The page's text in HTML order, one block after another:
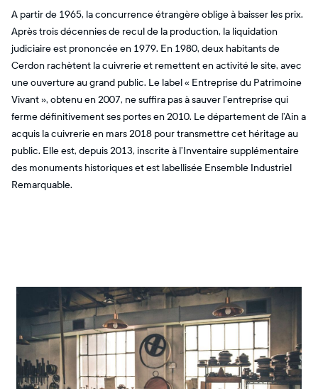
A partir de 1965, la concurrence étrangère oblige à baisser les prix.
Après trois décennies de recul de la production, la liquidation
judiciaire est prononcée en 1979. En 1980, deux habitants de
Cerdon rachètent la cuivrerie et remettent en activité le site, avec
une ouverture au grand public. Le label « Entreprise du Patrimoine
Vivant », obtenu en 2007, ne suffira pas à sauver l’entreprise qui
ferme définitivement ses portes en 2010. Le département de l’Ain a
acquis la cuivrerie en mars 2018 pour transmettre cet héritage au
public. Elle est, depuis 2013, inscrite à l’Inventaire supplémentaire
des monuments historiques et est labellisée Ensemble Industriel
Remarquable.